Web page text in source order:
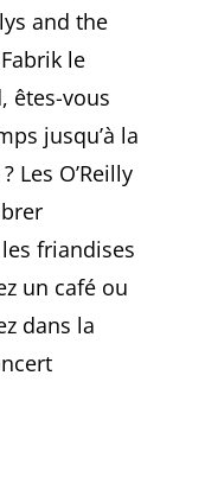
and the
le
êtes-vous
jusqu’à la
Les O’Reilly
friandises
un café ou
dans la